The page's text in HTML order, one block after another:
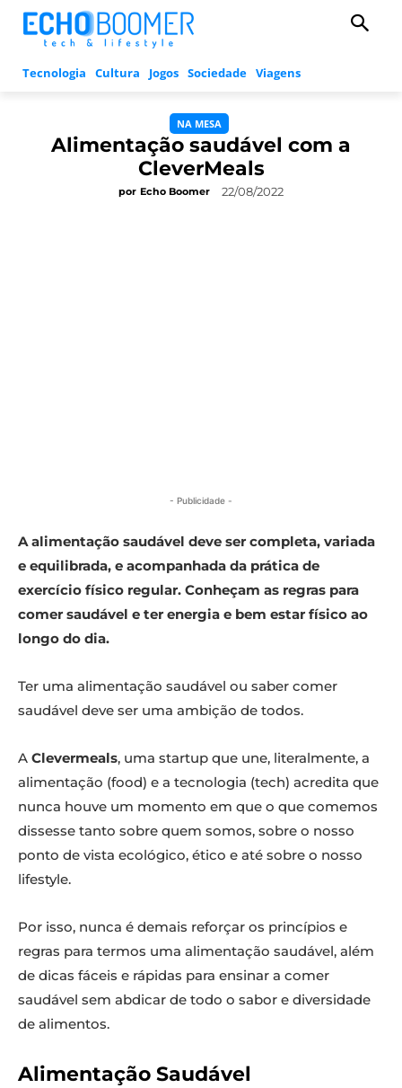
Tecnologia Cultura Jogos Sociedade Viagens
NA MESA
Alimentação saudável com a
CleverMeals
por Echo Boomer 22/08/2022
- Publicidade -
A alimentação saudável deve ser completa, variada
e equilibrada, e acompanhada da prática de
exercício físico regular. Conheçam as regras para
comer saudável e ter energia e bem estar físico ao
longo do dia.
Ter uma alimentação saudável ou saber comer
saudável deve ser uma ambição de todos.
A Clevermeals, uma startup que une, literalmente, a
alimentação (food) e a tecnologia (tech) acredita que
nunca houve um momento em que o que comemos
dissesse tanto sobre quem somos, sobre o nosso
ponto de vista ecológico, ético e até sobre o nosso
lifestyle.
Por isso, nunca é demais reforçar os princípios e
regras para termos uma alimentação saudável, além
de dicas fáceis e rápidas para ensinar a comer
saudável sem abdicar de todo o sabor e diversidade
de alimentos.
Alimentação Saudável